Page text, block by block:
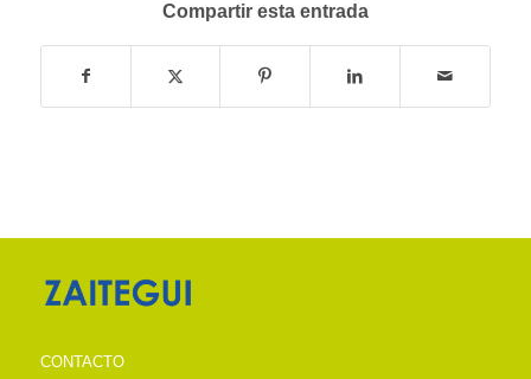
Compartir esta entrada
CONTACTO